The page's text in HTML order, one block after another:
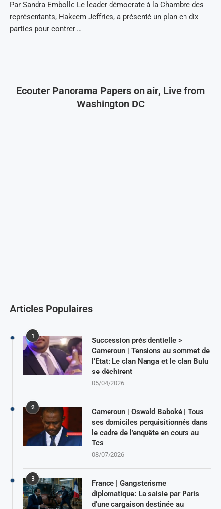
Par Sandra Embollo Le leader démocrate à la Chambre des
représentants, Hakeem Jeffries, a présenté un plan en dix
parties pour contrer …
Ecouter Panorama Papers on air, Live from
Washington DC
Articles Populaires
1
Succession présidentielle >
Cameroun | Tensions au sommet de
l’Etat: Le clan Nanga et le clan Bulu
se déchirent
05/04/2026
2
Cameroun | Oswald Baboké | Tous
ses domiciles perquisitionnés dans
le cadre de l’enquête en cours au
Tcs
08/07/2026
3
France | Gangsterisme
diplomatique: La saisie par Paris
d’une cargaison destinée au